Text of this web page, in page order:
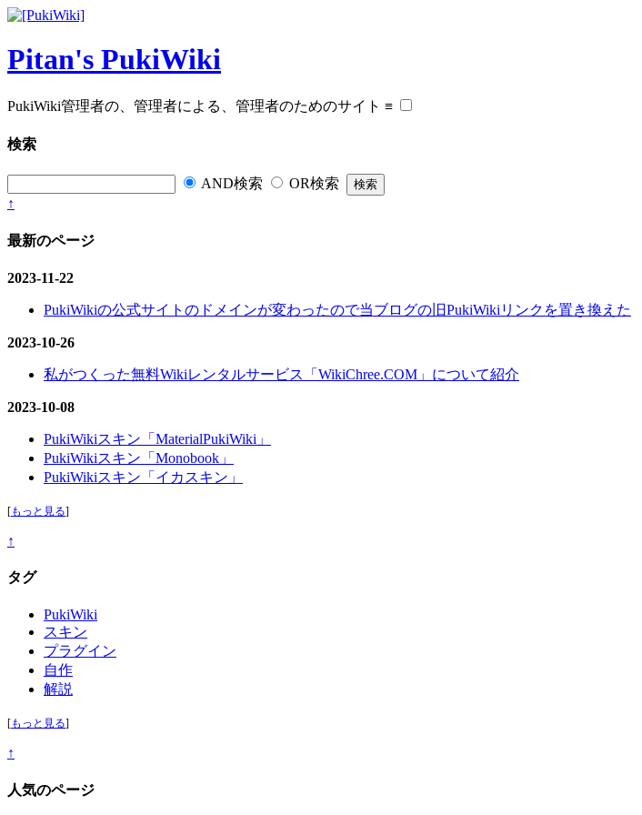
Pitan's PukiWiki
PukiWiki管理者の、管理者による、管理者のためのサイト ≡
検索
AND検索
OR検索
↑
最新のページ
2023-11-22
PukiWikiの公式サイトのドメインが変わったので当ブログの旧PukiWikiリンクを置き換えた
2023-10-26
私がつくった無料Wikiレンタルサービス「WikiChree.COM」について紹介
2023-10-08
PukiWikiスキン「MaterialPukiWiki」
PukiWikiスキン「Monobook」
PukiWikiスキン「イカスキン」
[もっと見る]
↑
タグ
PukiWiki
スキン
プラグイン
自作
解説
[もっと見る]
↑
人気のページ